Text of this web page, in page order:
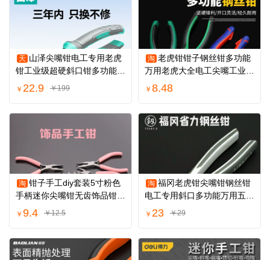
天 山泽尖嘴钳电工专用老虎
钳工业级超硬斜口钳多功能6
寸8寸钢丝钳子
￥ 22.9 ￥199
淘 老虎钳钳子钢丝钳多功能
万用老虎大全电工尖嘴工业级
斜口工具手钳
￥ 8.48
淘 钳子手工diy套装5寸粉色
手柄迷你尖嘴钳无齿饰品钳小
钳子珠宝钳子
￥ 9.4 ￥12.5
淘 福冈老虎钳尖嘴钳钢丝钳
电工专用斜口多功能万用五金
工具大全钳子
￥ 23 ￥29